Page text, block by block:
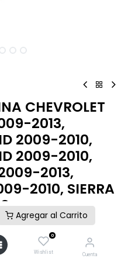
Agregar al Carrito
0
Wishlist Cuenta
CHEVROLET
2013,
2009-2010,
2009-2010,
2013,
2010, SIERRA